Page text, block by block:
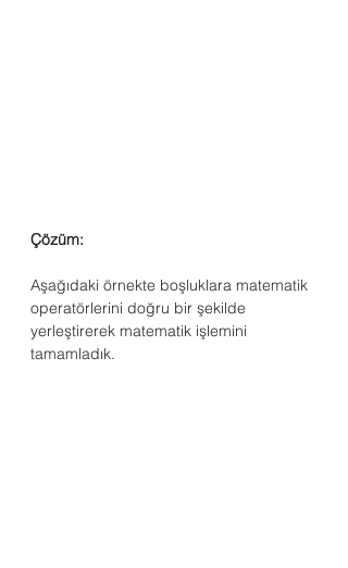
Çözüm:
Aşağıdaki örnekte boşluklara matematik
operatörlerini doğru bir şekilde
yerleştirerek matematik işlemini
tamamladık.